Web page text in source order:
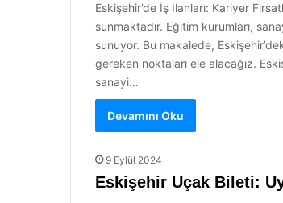
Eskişehir’de İş İlanları: Kariyer
sunmaktadır. Eğitim kurumları,
sunuyor. Bu makalede,
gereken noktaları ele alacağız.
sanayi…
Devamını Oku
9 Eylül 2024
Eskişehir Uçak Bileti: